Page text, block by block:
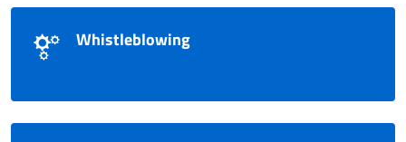
Whistleblowing